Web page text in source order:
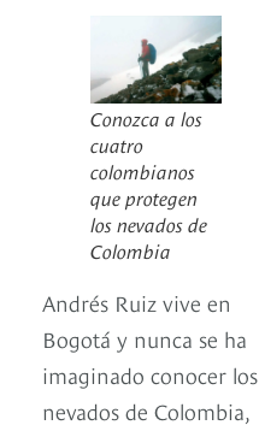
Conozca a los
cuatro
colombianos
que protegen
los nevados de
Colombia
Andrés Ruiz vive en
Bogotá y nunca se ha
imaginado conocer los
nevados de Colombia,